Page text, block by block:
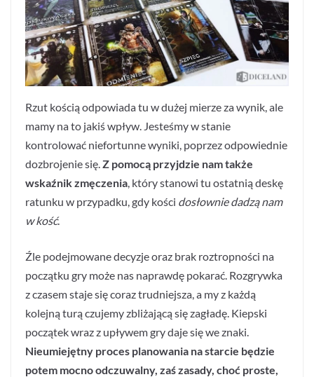
Rzut kością odpowiada tu w dużej mierze za wynik, ale
mamy na to jakiś wpływ. Jesteśmy w stanie
kontrolować niefortunne wyniki, poprzez odpowiednie
dozbrojenie się.Z pomocą przyjdzie nam także
wskaźnik zmęczenia, który stanowi tu ostatnią deskę
ratunku w przypadku, gdy kości dosłownie dadzą nam
w kość.
Źle podejmowane decyzje oraz brak roztropności na
początku gry może nas naprawdę pokarać. Rozgrywka
z czasem staje się coraz trudniejsza, a my z każdą
kolejną turą czujemy zbliżającą się zagładę. Kiepski
początek wraz z upływem gry daje się we znaki.
Nieumiejętny proces planowania na starcie będzie
potem mocno odczuwalny, zaś zasady, choć proste,